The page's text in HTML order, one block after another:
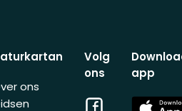
ons
Volg
ons
Facebook
app
App